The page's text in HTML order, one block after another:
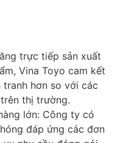
trực tiếp sản xuất
Vina Toyo cam kết
tranh hơn so với các
thị trường.
lớn: Công ty có
đáp ứng các đơn